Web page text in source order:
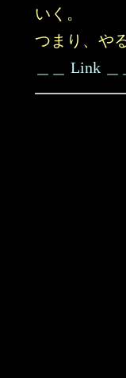
いく。
つまり、や
＿＿ Link ＿